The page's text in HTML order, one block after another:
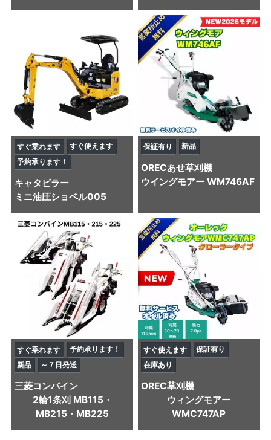
すぐ乗れます
すぐ使えます
予約承ります！
キャタビラー
ミニ油圧ショベル005
保証有り 新品
ORECあせ草刈機
ウイングモアー WM746AF
すぐ乗れます
予約承ります！
新品
～７日発送
三菱コンバイン
2輪1条刈 MB115・
MB215・MB225
すぐ使えます
保証有り
在庫あり
OREC草刈機
ウィングモアー
WMC747AP